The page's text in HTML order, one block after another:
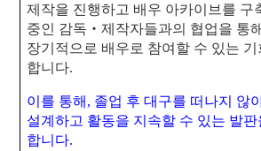
제작을 진행하고 배우 아카이브를 구
중인 감독 ‧ 제작자들과의 협업을 통
장기적으로 배우로 참여할 수 있는
합니다.
이를 통해 , 졸업 후 대구를 떠나지 않
설계하고 활동을 지속할 수 있는 발
합니다.